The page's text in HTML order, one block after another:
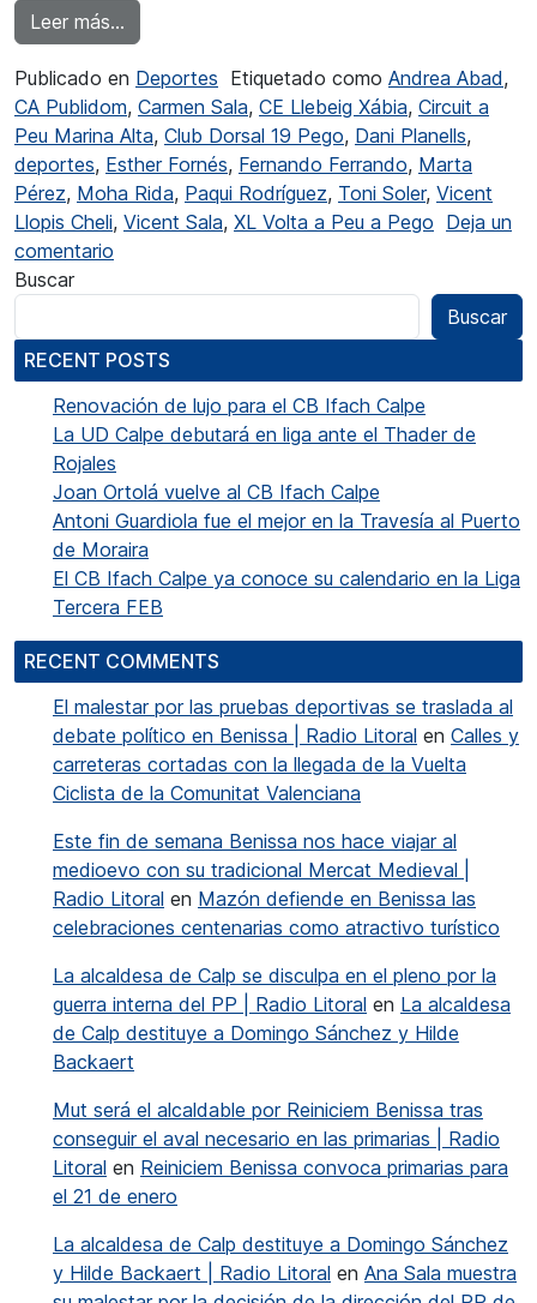
Leer más…
Publicado en Deportes Etiquetado como Andrea Abad,
CA Publidom, Carmen Sala, CE Llebeig Xábia, Circuit a
Peu Marina Alta, Club Dorsal 19 Pego, Dani Planells,
deportes, Esther Fornés, Fernando Ferrando, Marta
Pérez, Moha Rida, Paqui Rodríguez, Toni Soler, Vicent
Llopis Cheli, Vicent Sala, XL Volta a Peu a Pego Deja un
comentario
Buscar
Buscar
RECENT POSTS
Renovación de lujo para el CB Ifach Calpe
La UD Calpe debutará en liga ante el Thader de
Rojales
Joan Ortolá vuelve al CB Ifach Calpe
Antoni Guardiola fue el mejor en la Travesía al Puerto
de Moraira
El CB Ifach Calpe ya conoce su calendario en la Liga
Tercera FEB
RECENT COMMENTS
El malestar por las pruebas deportivas se traslada al
debate político en Benissa | Radio Litoral en Calles y
carreteras cortadas con la llegada de la Vuelta
Ciclista de la Comunitat Valenciana
Este fin de semana Benissa nos hace viajar al
medioevo con su tradicional Mercat Medieval |
Radio Litoral en Mazón defiende en Benissa las
celebraciones centenarias como atractivo turístico
La alcaldesa de Calp se disculpa en el pleno por la
guerra interna del PP | Radio Litoral en La alcaldesa
de Calp destituye a Domingo Sánchez y Hilde
Backaert
Mut será el alcaldable por Reiniciem Benissa tras
conseguir el aval necesario en las primarias | Radio
Litoral en Reiniciem Benissa convoca primarias para
el 21 de enero
La alcaldesa de Calp destituye a Domingo Sánchez
y Hilde Backaert | Radio Litoral en Ana Sala muestra